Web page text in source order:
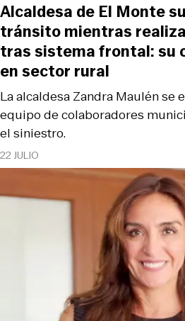
22 JULIO
La alcaldesa Zandra Maulén se
equipo de colaboradores
el siniestro.
Alcaldesa de El Monte
tránsito mientras
tras sistema frontal: su
en sector rural